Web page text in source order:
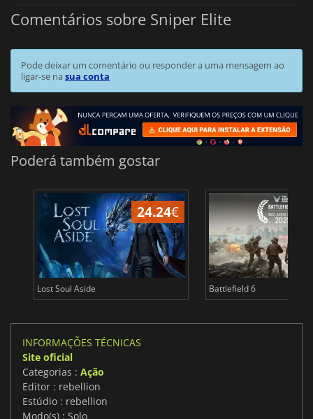
Comentários sobre Sniper Elite
Pode deixar um comentário ou responder a uma mensagem ao
ligar-se nasua conta
Poderá também gostar
24.24€
Lost Soul Aside Battlefield 6
INFORMAÇÕES TÉCNICAS
Site oficial
Categorias : Ação
Editor : rebellion
Estúdio : rebellion
Modo(s) : Solo